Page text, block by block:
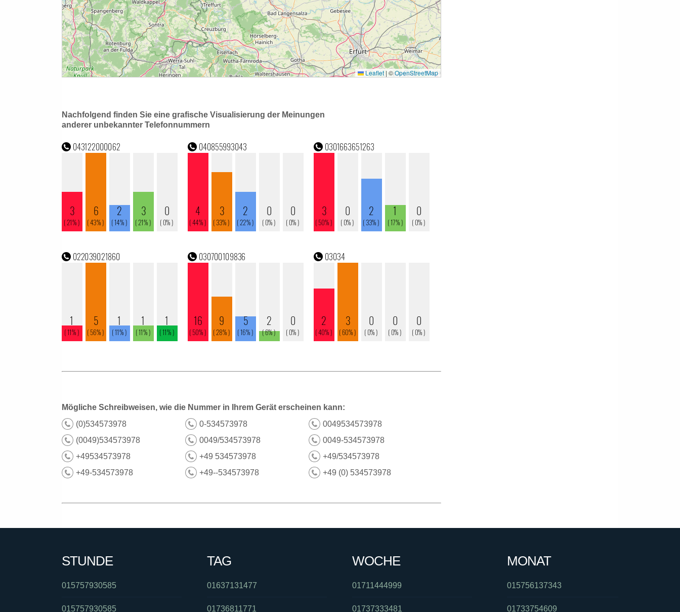
Nachfolgend finden Sie eine grafische Visualisierung der Meinungen
anderer unbekannter Telefonnummern
Mögliche Schreibweisen, wie die Nummer in Ihrem Gerät erscheinen kann:
(0)534573978
0-534573978
0049534573978
(0049)534573978
0049/534573978
0049-534573978
+49534573978
+49 534573978
+49/534573978
+49-534573978
+49--534573978 +49 (0) 534573978
STUNDE
015757930585
015757930585
TAG
01637131477
01736811771
WOCHE
01711444999
01737333481
MONAT
015756137343
01733754609